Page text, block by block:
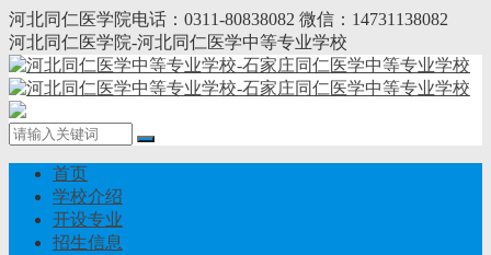
河北同仁医学院电话：0311-80838082 微信：14731138082
河北同仁医学院-河北同仁医学中等专业学校
首页
学校介绍
开设专业
招生信息